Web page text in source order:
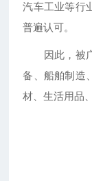
汽车工业等行
普遍认可。
因此，被广
备、船舶制造
材、生活用品